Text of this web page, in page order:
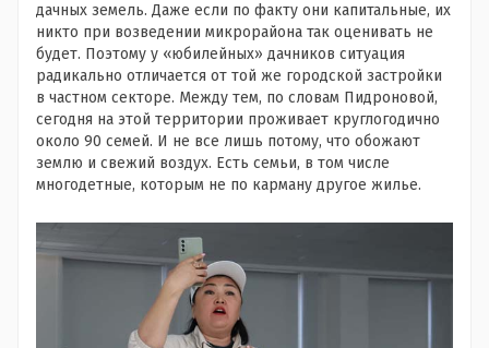
дачных земель. Даже если по факту они капитальные, их
никто при возведении микрорайона так оценивать не
будет. Поэтому у «юбилейных» дачников ситуация
радикально отличается от той же городской застройки
в частном секторе. Между тем, по словам Пидроновой,
сегодня на этой территории проживает круглогодично
около 90 семей. И не все лишь потому, что обожают
землю и свежий воздух. Есть семьи, в том числе
многодетные, которым не по карману другое жилье.